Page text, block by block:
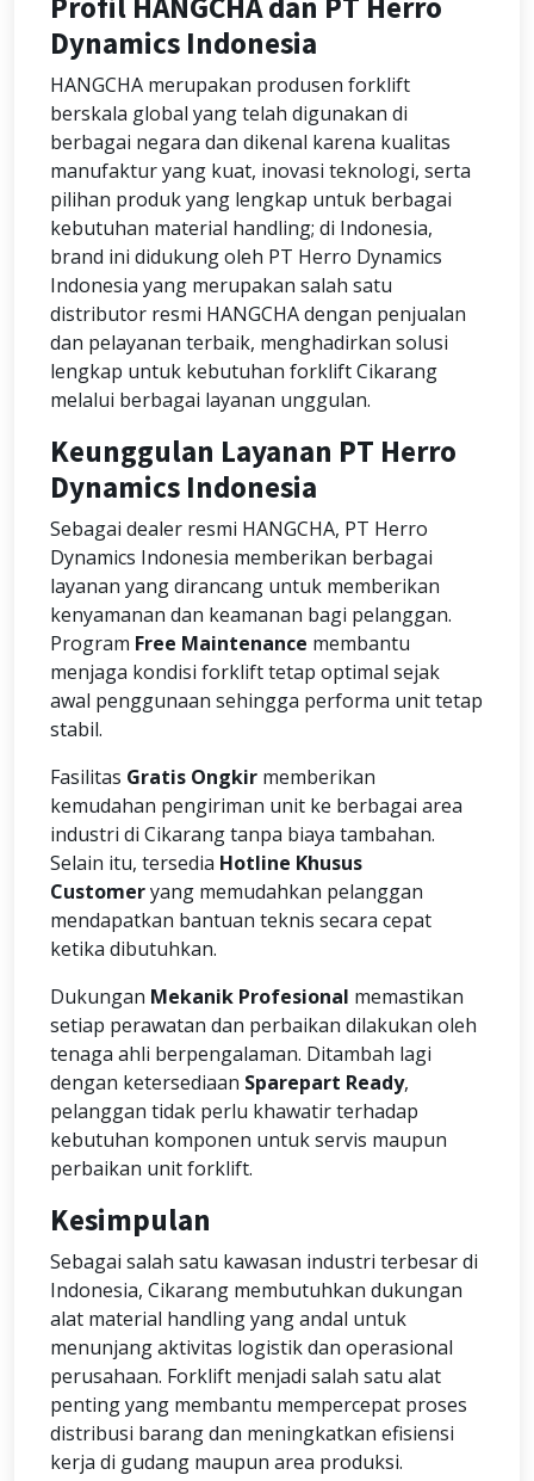
Dynamics Indonesia
HANGCHA merupakan produsen forklift
berskala global yang telah digunakan di
berbagai negara dan dikenal karena kualitas
manufaktur yang kuat, inovasi teknologi, serta
pilihan produk yang lengkap untuk berbagai
kebutuhan material handling; di Indonesia,
brand ini didukung oleh PT Herro Dynamics
Indonesia yang merupakan salah satu
distributor resmi HANGCHA dengan penjualan
dan pelayanan terbaik, menghadirkan solusi
lengkap untuk kebutuhan forklift Cikarang
melalui berbagai layanan unggulan.
Keunggulan Layanan PT Herro
Dynamics Indonesia
Sebagai dealer resmi HANGCHA, PT Herro
Dynamics Indonesia memberikan berbagai
layanan yang dirancang untuk memberikan
kenyamanan dan keamanan bagi pelanggan.
Program Free Maintenance membantu
menjaga kondisi forklift tetap optimal sejak
awal penggunaan sehingga performa unit tetap
stabil.
Fasilitas Gratis Ongkir memberikan
kemudahan pengiriman unit ke berbagai area
industri di Cikarang tanpa biaya tambahan.
Selain itu, tersedia Hotline Khusus
Customeryang memudahkan pelanggan
mendapatkan bantuan teknis secara cepat
ketika dibutuhkan.
Dukungan Mekanik Profesional memastikan
setiap perawatan dan perbaikan dilakukan oleh
tenaga ahli berpengalaman. Ditambah lagi
dengan ketersediaan Sparepart Ready,
pelanggan tidak perlu khawatir terhadap
kebutuhan komponen untuk servis maupun
perbaikan unit forklift.
Kesimpulan
Sebagai salah satu kawasan industri terbesar di
Indonesia, Cikarang membutuhkan dukungan
alat material handling yang andal untuk
menunjang aktivitas logistik dan operasional
perusahaan. Forklift menjadi salah satu alat
penting yang membantu mempercepat proses
distribusi barang dan meningkatkan efisiensi
kerja di gudang maupun area produksi.